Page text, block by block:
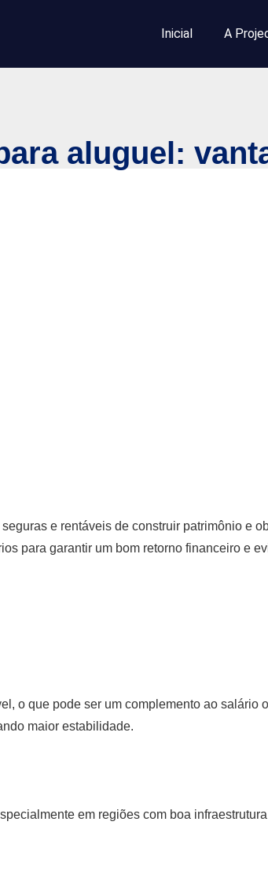
Inicial A
aluguel:
e rentáveis de construir patrimônio e
para garantir um bom retorno financeiro e
o que pode ser um complemento ao
maior estabilidade.
em regiões com boa